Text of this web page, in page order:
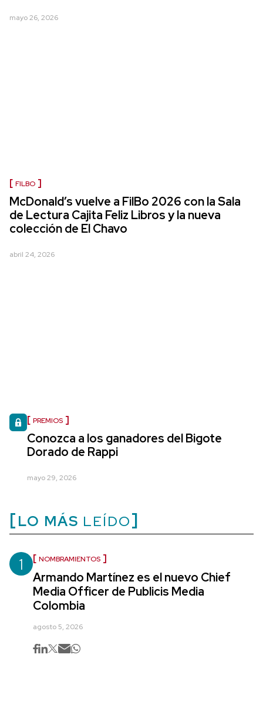
mayo 26, 2026
FILBO
McDonald’s vuelve a FilBo 2026 con la Sala
de Lectura Cajita Feliz Libros y la nueva
colección de El Chavo
abril 24, 2026
PREMIOS
Conozca a los ganadores del Bigote
Dorado de Rappi
mayo 29, 2026
LO MÁS LEÍDO
1 NOMBRAMIENTOS
Armando Martínez es el nuevo Chief
Media Officer de Publicis Media
Colombia
agosto 5, 2026